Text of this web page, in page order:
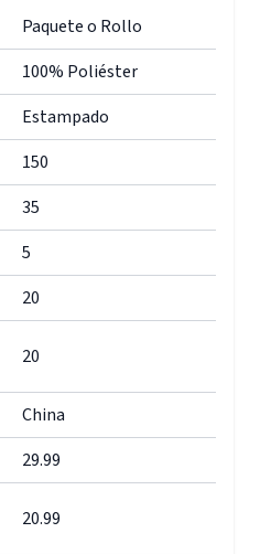
Paquete o Rollo
100% Poliéster
Estampado
150
35
5
20
20
China
29.99
20.99